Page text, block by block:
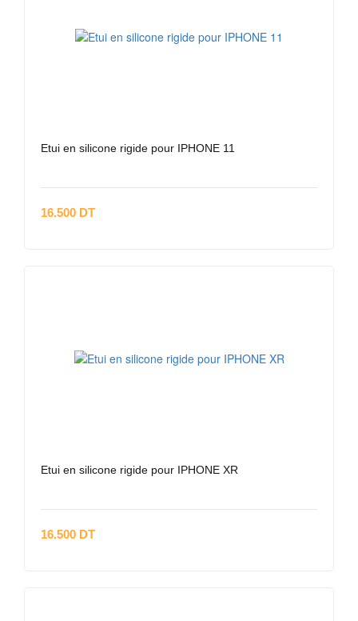
Etui en silicone rigide pour IPHONE 11
16.500 DT
Etui en silicone rigide pour IPHONE XR
16.500 DT